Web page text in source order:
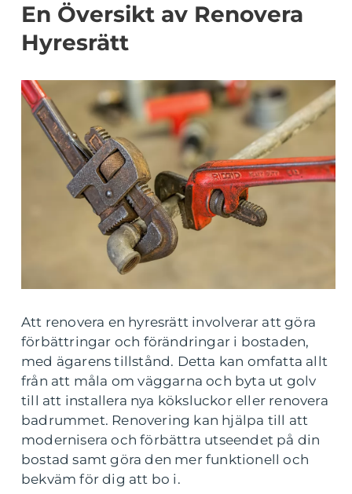
En Översikt av Renovera
Hyresrätt
Att renovera en hyresrätt involverar att göra
förbättringar och förändringar i bostaden,
med ägarens tillstånd. Detta kan omfatta allt
från att måla om väggarna och byta ut golv
till att installera nya köksluckor eller renovera
badrummet. Renovering kan hjälpa till att
modernisera och förbättra utseendet på din
bostad samt göra den mer funktionell och
bekväm för dig att bo i.